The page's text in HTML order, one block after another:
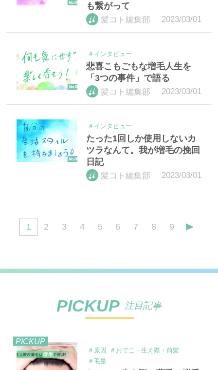
も繋がって
髪コト編集部
2023/03/01
＃インタビュー
悲喜こもごもな増毛人生を
「3つの事件」で語る
髪コト編集部
2023/03/01
＃インタビュー
たった1回しか使用しないカ
ツラなんて。我が増毛の挽回
日記
髪コト編集部
2023/03/01
1 2 3 4 5 6 7 8 9
PICKUP 注目記事
PICKUP
＃原因
＃おでこ・生え際・前髪
＃毛量